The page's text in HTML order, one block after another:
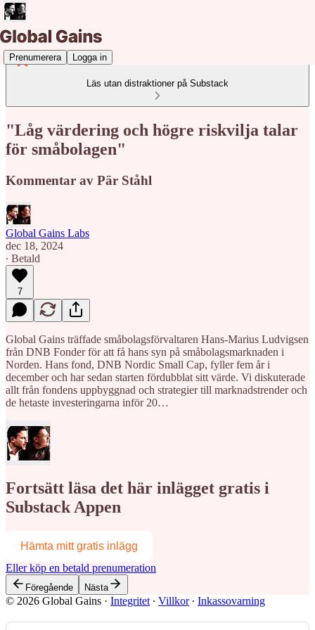
Prenumerera Logga in
Läs utan distraktioner på Substack
"Låg värdering och högre riskvilja talar
för småbolagen"
Kommentar av Pär Ståhl
Global Gains Labs
dec 18, 2024
∙ Betald
7
Global Gains träffade småbolagsförvaltaren Hans-Marius Ludvigsen
från DNB Fonder för att få hans syn på småbolagsmarknaden i
Norden. Hans fond, DNB Nordic Small Cap, fyller fem år i
december och har sedan starten fördubblat sitt värde. Vi diskuterade
allt från fondens uppbyggnad och strategier till marknadstrender och
de hetaste investeringarna inför 20…
Fortsätt läsa det här inlägget gratis i
Substack Appen
Hämta mitt gratis inlägg
Eller köp en betald prenumeration
Föregående Nästa
© 2026 Global Gains · Integritet ∙ Villkor∙ Inkassovarning